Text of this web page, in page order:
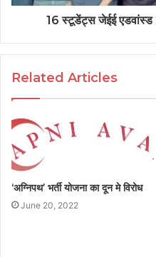
16 स्टूडेंट्स जेईई एडवांस्ड
Related Articles
‘अग्निपथ’ भर्ती योजना का दून मे विरोध
June 20, 2022